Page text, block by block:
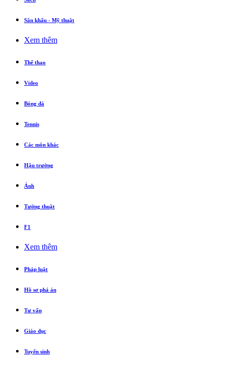
Sân khấu - Mỹ thuật
Xem thêm
Thể thao
Video
Bóng đá
Tennis
Các môn khác
Hậu trường
Ảnh
Tường thuật
F1
Xem thêm
Pháp luật
Hồ sơ phá án
Tư vấn
Giáo dục
Tuyển sinh